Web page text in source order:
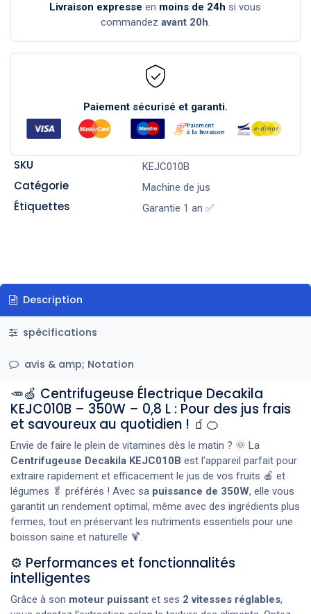
Livraison expresse en moins de 24h si vous
commandez avant 20h.
Paiement sécurisé et garanti.
SKU KEJC010B
Catégorie Machine de jus
Étiquettes Garantie 1 an ✅
Description
spécifications
avis & amp; Notation
🥕🍏 Centrifugeuse Électrique Decakila
KEJC010B – 350W – 0,8 L : Pour des jus frais
et savoureux au quotidien ! 🧃🍊
Envie de faire le plein de vitamines dès le matin ? 🌞 La
Centrifugeuse Decakila KEJC010B est l'appareil parfait pour
extraire rapidement et efficacement le jus de vos fruits 🍎 et
légumes 🥬 préférés ! Avec sa puissance de 350W, elle vous
garantit un rendement optimal, même avec des ingrédients plus
fermes, tout en préservant les nutriments essentiels pour une
boisson saine et naturelle 🍹.
⚙️ Performances et fonctionnalités
intelligentes
Grâce à son moteur puissant et ses 2 vitesses réglables,